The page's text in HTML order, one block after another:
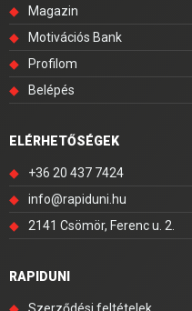
◆
Magazin
◆
Motivációs Bank
◆
Profilom
◆
Belépés
ELÉRHETŐSÉGEK
◆
+36 20 437 7424
◆
info@rapiduni.hu
◆
2141 Csömör, Ferenc u. 2.
RAPIDUNI